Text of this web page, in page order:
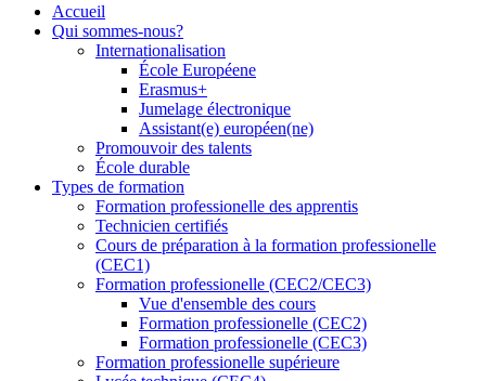
Accueil
Qui sommes-nous?
Internationalisation
École Européene
Erasmus+
Jumelage électronique
Assistant(e) européen(ne)
Promouvoir des talents
École durable
Types de formation
Formation professionelle des apprentis
Technicien certifiés
Cours de préparation à la formation professionelle
(CEC1)
Formation professionelle (CEC2/CEC3)
Vue d'ensemble des cours
Formation professionelle (CEC2)
Formation professionelle (CEC3)
Formation professionelle supérieure